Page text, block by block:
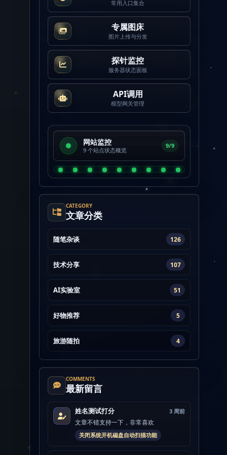
常用入口集合
专属图床
图片上传与分发
探针监控
服务器状态面板
API调用
模型网关管理
网站监控
9 个站点状态概览
9/9
CATEGORY
文章分类
随笔杂谈 126
技术分享 107
AI实验室 51
好物推荐 5
旅游随拍 4
COMMENTS
最新留言
姓名测试打分 3 周前
文章不错支持一下，非常喜欢
关闭系统开机磁盘自动扫描功能